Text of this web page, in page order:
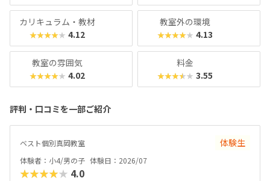
カリキュラム・教材
★★★★★ 4.12
教室外の環境
★★★★★ 4.13
教室の雰囲気
★★★★★ 4.02
料金
★★★★★ 3.55
評判・口コミを一部ご紹介
ベスト個別真岡教室 体験生
体験者：小4/男の子 体験日：2026/07
★★★★★ 4.0